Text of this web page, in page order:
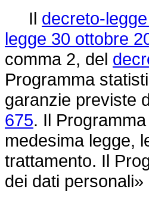
Il decreto-
legge 30 ottobre
comma 2, del
Programma
garanzie previste
675. Il
medesima legge,
trattamento. Il
dei dati